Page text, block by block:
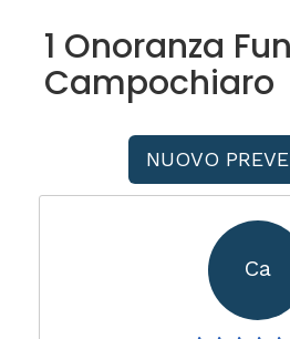
1 Onoranza
Campochiaro
NUOVO
Ca